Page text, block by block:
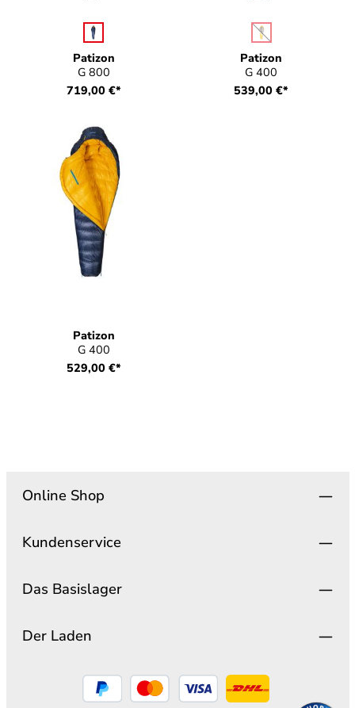
Patizon
G 800
Farbe
719,00 €*
Patizon
G 400
Farbe(Diese Option ist
539,00 €*
Patizon
G 400
529,00 €*
Online Shop
Kundenservice
Das Basislager
Der Laden